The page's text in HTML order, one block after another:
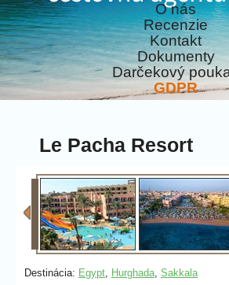
O nás
Recenzie
Kontakt
Dokumenty
Darčekový
GDPR
Le Pacha Resort
Destinácia: Egypt, Hurghada, Sakkala